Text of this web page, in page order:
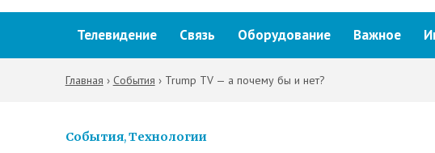
Телевидение Связь Оборудование Важное
Главная › События › Trump TV — а почему бы и нет?
События,Технологии